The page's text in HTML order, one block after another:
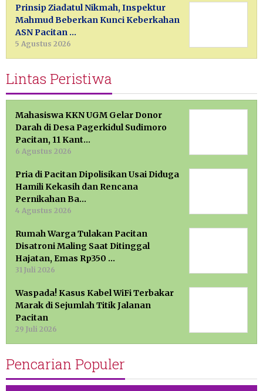
Prinsip Ziadatul Nikmah, Inspektur
Mahmud Beberkan Kunci Keberkahan
ASN Pacitan …
5 Agustus 2026
Lintas Peristiwa
Mahasiswa KKN UGM Gelar Donor
Darah di Desa Pagerkidul Sudimoro
Pacitan, 11 Kant…
6 Agustus 2026
Pria di Pacitan Dipolisikan Usai Diduga
Hamili Kekasih dan Rencana
Pernikahan Ba…
4 Agustus 2026
Rumah Warga Tulakan Pacitan
Disatroni Maling Saat Ditinggal
Hajatan, Emas Rp350 …
31 Juli 2026
Waspada! Kasus Kabel WiFi Terbakar
Marak di Sejumlah Titik Jalanan
Pacitan
29 Juli 2026
Pencarian Populer